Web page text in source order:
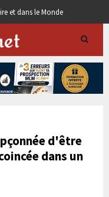
et dans le Monde
d'être
dans un